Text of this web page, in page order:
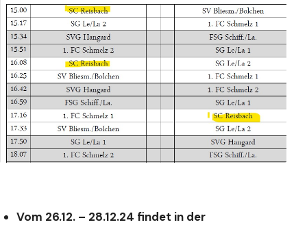
Vom 26.12. – 28.12.24 findet in der